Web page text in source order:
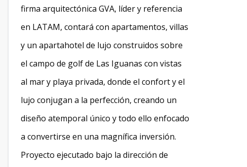
firma arquitectónica GVA, líder y referencia
en LATAM, contará con apartamentos, villas
y un apartahotel de lujo construidos sobre
el campo de golf de Las Iguanas con vistas
al mar y playa privada, donde el confort y el
lujo conjugan a la perfección, creando un
diseño atemporal único y todo ello enfocado
a convertirse en una magnífica inversión.
Proyecto ejecutado bajo la dirección de